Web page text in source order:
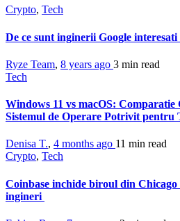
Crypto, Tech
De ce sunt inginerii Google
Ryze Team, 8 years ago 3 min read
Tech
Windows 11 vs macOS: Comparatie
Sistemul de Operare Potrivit pentru
Denisa T., 4 months ago 11 min read
Crypto, Tech
Coinbase inchide biroul din Chicago
ingineri